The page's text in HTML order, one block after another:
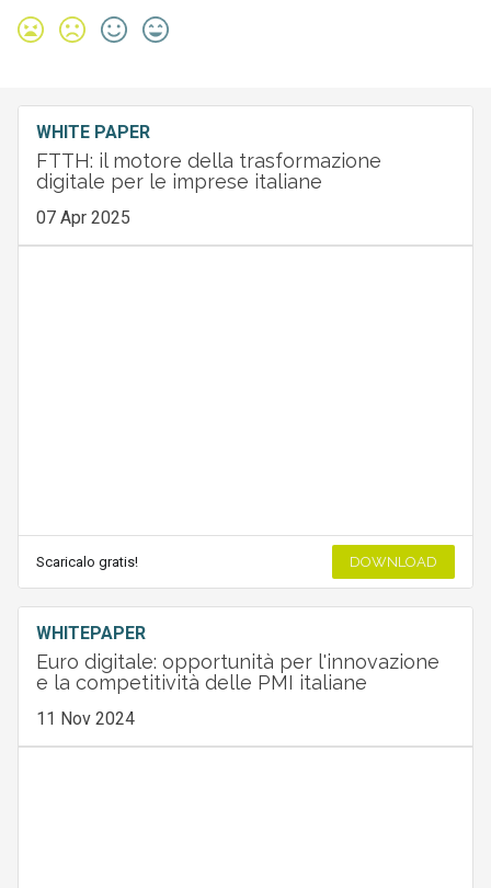
WHITE PAPER
FTTH: il motore della trasformazione
digitale per le imprese italiane
07 Apr 2025
Scaricalo gratis! DOWNLOAD
WHITEPAPER
Euro digitale: opportunità per l'innovazione
e la competitività delle PMI italiane
11 Nov 2024